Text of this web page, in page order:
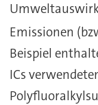
Emissionen
Beispiel
ICs